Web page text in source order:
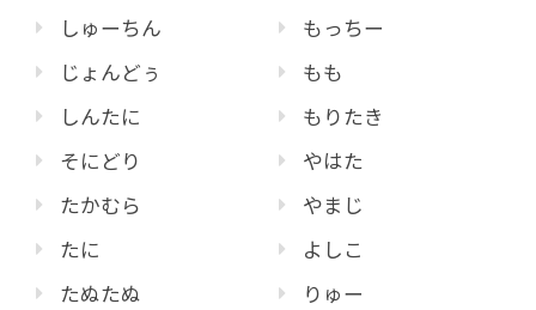
しゅーちん
じょんどぅ
しんたに
そにどり
たかむら
たに
たぬたぬ
もっちー
もも
もりたき
やはた
やまじ
よしこ
りゅー